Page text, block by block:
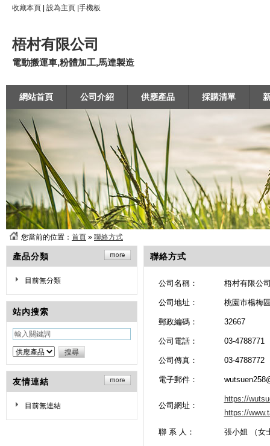
收藏本頁 設為主頁 手機板
梧村有限公司
電動搬運車,粉體加工,馬達製造
網站首頁 公司介紹 供應產品 採購清單
您當前的位置： 首頁 » 聯絡方式
產品分類
目前無分類
站內搜索
友情連結
目前無連結
聯絡方式
公司名稱： 梧村有限公
公司地址： 桃園市楊梅
郵政編碼： 32667
公司電話： 03-4788771
公司傳真： 03-4788772
電子郵件：
公司網址：
https://
https://
聯 系 人： 張小姐 （女